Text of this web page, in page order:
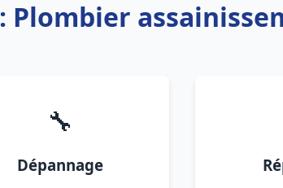
Plombier
🔧
Dépannage